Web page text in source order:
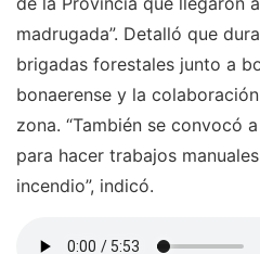
madrugada”. Detalló que
brigadas forestales junto a
bonaerense y la
zona. “También se convocó
para hacer trabajos
incendio”, indicó.